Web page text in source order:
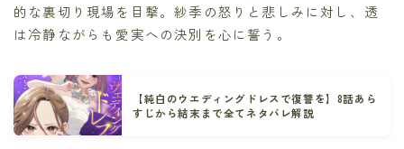
的な裏切り現場を目撃。紗季の怒りと悲しみに対し、透
は冷静ながらも愛実への決別を心に誓う。
【純白のウエディングドレスで復讐を】8話あら
すじから結末まで全てネタバレ解説